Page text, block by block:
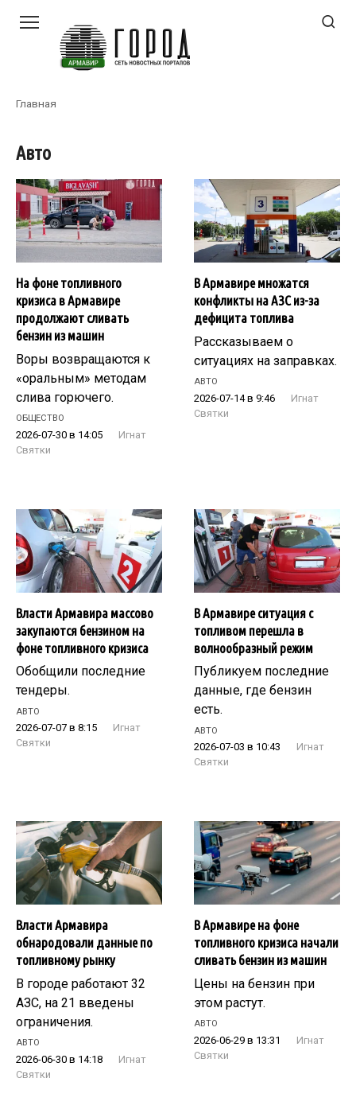
Главная
Авто
На фоне топливного
кризиса в Армавире
продолжают сливать
бензин из машин
Воры возвращаются к
«оральным» методам
слива горючего.
ОБЩЕСТВО
2026-07-30 в 14:05
Игнат
Святки
В Армавире множатся
конфликты на АЗС из-за
дефицита топлива
Рассказываем о
ситуациях на заправках.
АВТО
2026-07-14 в 9:46
Игнат
Святки
Власти Армавира массово
закупаются бензином на
фоне топливного кризиса
Обобщили последние
тендеры.
АВТО
2026-07-07 в 8:15
Игнат
Святки
В Армавире ситуация с
топливом перешла в
волнообразный режим
Публикуем последние
данные, где бензин
есть.
АВТО
2026-07-03 в 10:43
Игнат
Святки
Власти Армавира
обнародовали данные по
топливному рынку
В городе работают 32
АЗС, на 21 введены
ограничения.
АВТО
2026-06-30 в 14:18
Игнат
Святки
В Армавире на фоне
топливного кризиса начали
сливать бензин из машин
Цены на бензин при
этом растут.
АВТО
2026-06-29 в 13:31
Игнат
Святки